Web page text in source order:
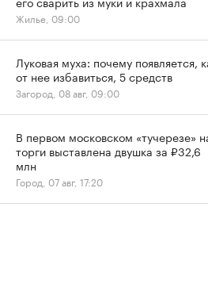
Жилье, 09:00
Луковая муха: почему появляется,
от нее избавиться, 5 средств
Загород, 08 авг, 09:00
В первом московском «тучерезе»
торги выставлена двушка за ₽32,6
млн
Город, 07 авг, 17:20